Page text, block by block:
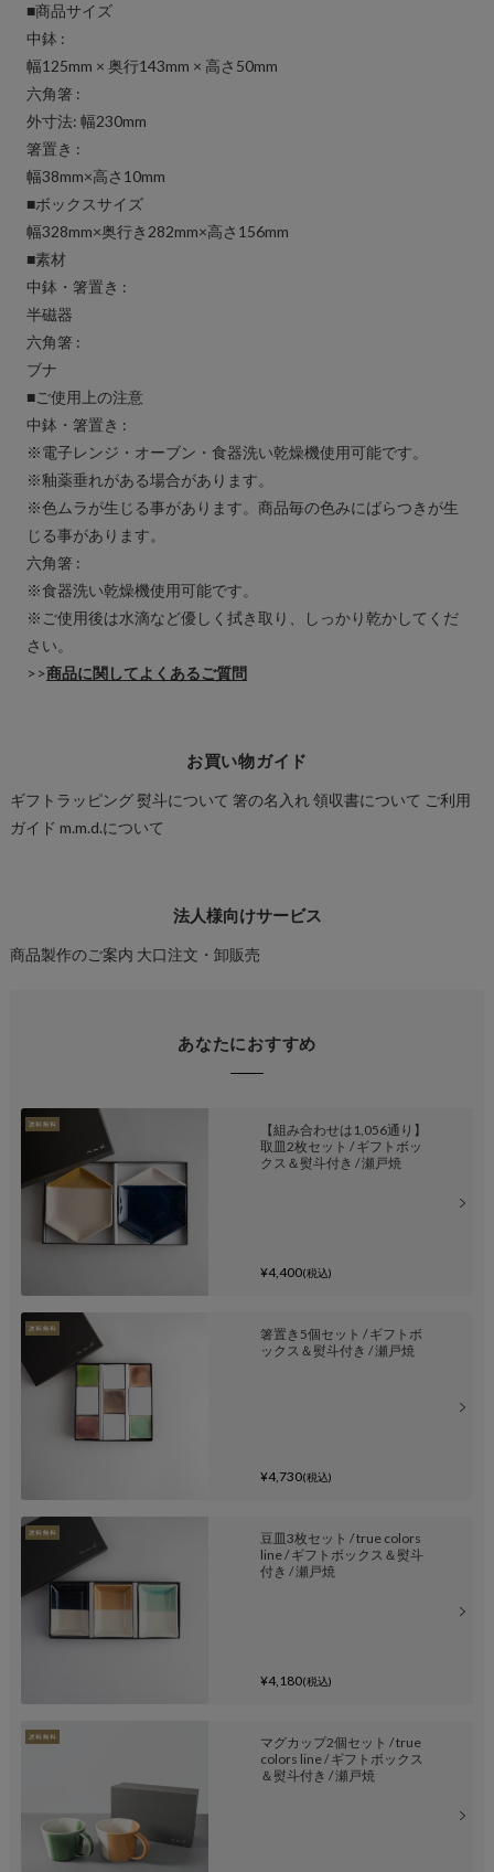
■商品サイズ
中鉢 :
幅125mm × 奥行143mm × 高さ50mm
六角箸 :
外寸法: 幅230mm
箸置き :
幅38mm×高さ10mm
■ボックスサイズ
幅328mm×奥行き282mm×高さ156mm
■素材
中鉢・箸置き :
半磁器
六角箸 :
ブナ
■ご使用上の注意
中鉢・箸置き :
※電子レンジ・オーブン・食器洗い乾燥機使用可能です。
※釉薬垂れがある場合があります。
※色ムラが生じる事があります。商品毎の色みにばらつきが生
じる事があります。
六角箸 :
※食器洗い乾燥機使用可能です。
※ご使用後は水滴など優しく拭き取り、しっかり乾かしてくだ
さい。
>>商品に関してよくあるご質問
お買い物ガイド
ギフトラッピング 熨斗について 箸の名入れ領収書について ご利用
ガイド m.m.d.について
法人様向けサービス
商品製作のご案内 大口注文・卸販売
あなたにおすすめ
【組み合わせは1,056通り】
取皿2枚セット / ギフトボッ
クス＆熨斗付き / 瀬戸焼
¥4,400(税込)
箸置き5個セット / ギフトボ
ックス＆熨斗付き / 瀬戸焼
¥4,730(税込)
豆皿3枚セット / true colors
line / ギフトボックス＆熨斗
付き / 瀬戸焼
¥4,180(税込)
マグカップ2個セット / true
colors line / ギフトボックス
＆熨斗付き / 瀬戸焼